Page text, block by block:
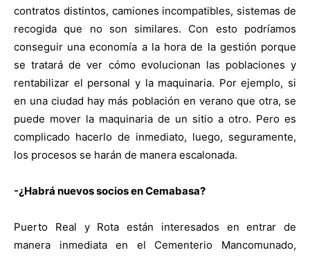
contratos distintos, camiones incompatibles, sistemas de
recogida que no son similares. Con esto podríamos
conseguir una economía a la hora de la gestión porque
se tratará de ver cómo evolucionan las poblaciones y
rentabilizar el personal y la maquinaria. Por ejemplo, si
en una ciudad hay más población en verano que otra, se
puede mover la maquinaria de un sitio a otro. Pero es
complicado hacerlo de inmediato, luego, seguramente,
los procesos se harán de manera escalonada.
-¿Habrá nuevos socios en Cemabasa?
Puerto Real y Rota están interesados en entrar de
manera inmediata en el Cementerio Mancomunado,